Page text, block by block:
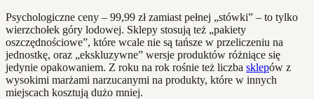
Psychologiczne ceny – 99,99 zł zamiast pełnej „stówki” – to tylko
wierzchołek góry lodowej. Sklepy stosują też „pakiety
oszczędnościowe”, które wcale nie są tańsze w przeliczeniu na
jednostkę, oraz „ekskluzywne” wersje produktów różniące się
jedynie opakowaniem. Z roku na rok rośnie też liczba sklepów z
wysokimi marżami narzucanymi na produkty, które w innych
miejscach kosztują dużo mniej.